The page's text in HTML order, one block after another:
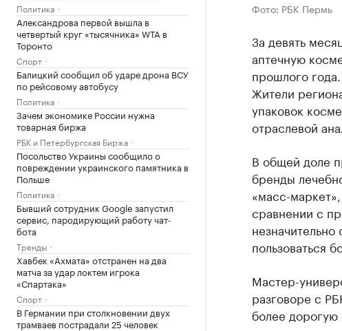
Политика
Александрова первой вышла в
четвертый круг «тысячника» WTA в
Торонто
Спорт
Балицкий сообщил об ударе дрона ВСУ
по рейсовому автобусу
Политика
Зачем экономике России нужна
товарная биржа
РБК и Петербургская Биржа
Посольство Украины сообщило о
повреждении украинского памятника в
Польше
Политика
Бывший сотрудник Google запустил
сервис, пародирующий работу чат-
бота
Тренды
Хавбек «Ахмата» отстранен на два
матча за удар локтем игрока
«Спартака»
Спорт
В Германии при столкновении двух
трамваев пострадали 25 человек
Фото: РБК Пермь
За девять
аптечную
прошлого
Жители
упаковок
отраслевой
В общей доле
бренды
«масс-
сравнении с
пользоваться
Мастер-
разговоре с
более дорогую